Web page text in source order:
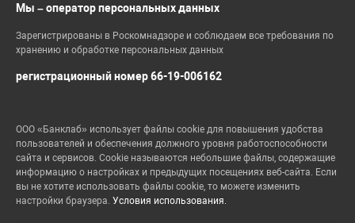
Мы – оператор персональных данных
Зарегистрированы в Роскомнадзоре и соблюдаем все требования по
хранению и обработке персональных данных
регистрационный номер 66-19-006162
ООО «Банклаб» использует файлы cookie для повышения удобства
пользователей и обеспечения должного уровня работоспособности
сайта и сервисов. Cookie называются небольшие файлы, содержащие
информацию о настройках и предыдущих посещениях веб-сайта. Если
вы не хотите использовать файлы cookie, то можете изменить
настройки браузера. Условия использования.